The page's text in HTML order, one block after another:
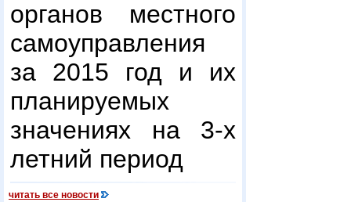
органов местного
самоуправления
за 2015 год и их
планируемых
значениях на 3-х
летний период
читать все новости